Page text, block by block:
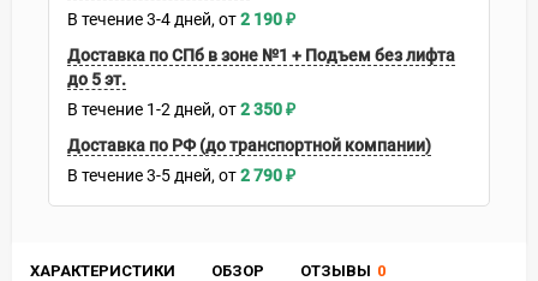
ХАРАКТЕРИСТИКИ ОБЗОР ОТЗЫВЫ 0
В течение3-4 дней 2 190₽
Доставка по СПб в зоне №1 + Подъем без лифта
до 5 эт.
В течение 1-2 дней 2 350₽
Доставка по РФ (до транспортной компании)
В течение3-5 дней 2 790₽